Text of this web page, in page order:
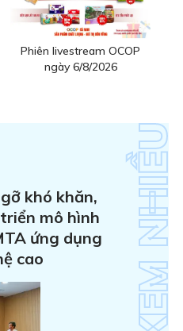
Phiên livestream OCOP
ngày 6/8/2026
khó khăn,
mô hình
ứng dụng
cao